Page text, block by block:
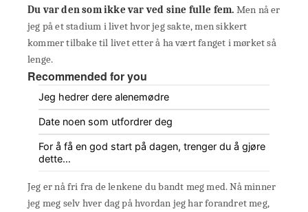
Du var den som ikke var ved sine fulle fem. Men nå er
jeg på et stadium i livet hvor jeg sakte, men sikkert
kommer tilbake til livet etter å ha vært fanget i mørket så
lenge.
Recommended for you
Jeg hedrer dere alenemødre
Date noen som utfordrer deg
For å få en god start på dagen, trenger du å gjøre
dette…
Jeg er nå fri fra de lenkene du bandt meg med. Nå minner
jeg meg selv hver dag på hvordan jeg har forandret meg,